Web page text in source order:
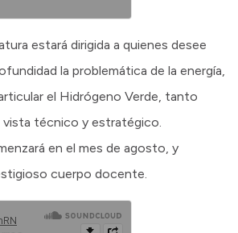
estará dirigida a quienes desee
la problemática de la energía,
el Hidrógeno Verde, tanto
técnico y estratégico.
en el mes de agosto, y
cuerpo docente.